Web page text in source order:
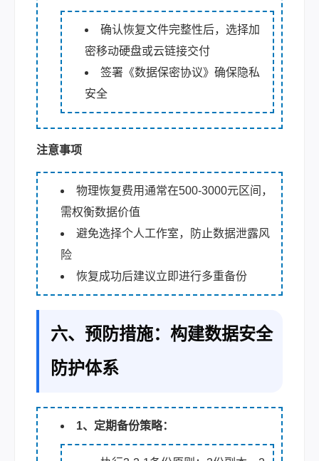
确认恢复文件完整性后，选择加
密移动硬盘或云链接交付
签署《数据保密协议》确保隐私
安全
注意事项
物理恢复费用通常在500-3000元区间，
需权衡数据价值
避免选择个人工作室，防止数据泄露风
险
恢复成功后建议立即进行多重备份
六、预防措施：构建数据安全
防护体系
1、定期备份策略：